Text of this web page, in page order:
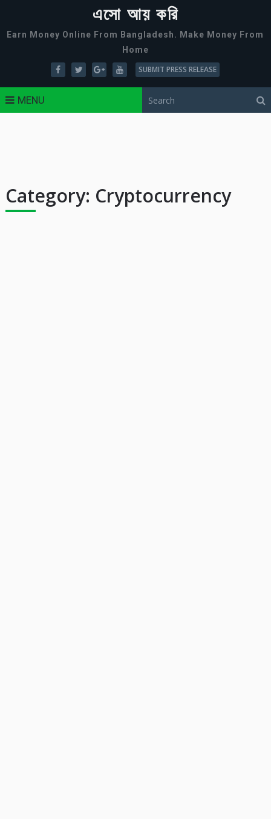
এসো আয় করি
Earn Money Online From Bangladesh. Make Money From
Home
SUBMIT PRESS RELEASE
MENU
Category: Cryptocurrency